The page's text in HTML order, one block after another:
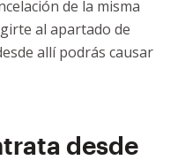
de la misma
al apartado de
allí podrás causar
desde